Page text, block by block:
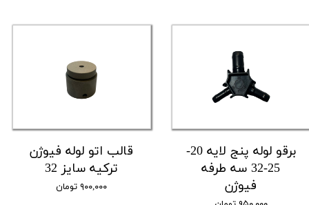
برقو لوله پنج لایه 20-
25-32 سه طرفه
فیوژن
قالب اتو لوله فیوژن
ترکیه سایز 32
۹۰۰,۰۰۰ تومان